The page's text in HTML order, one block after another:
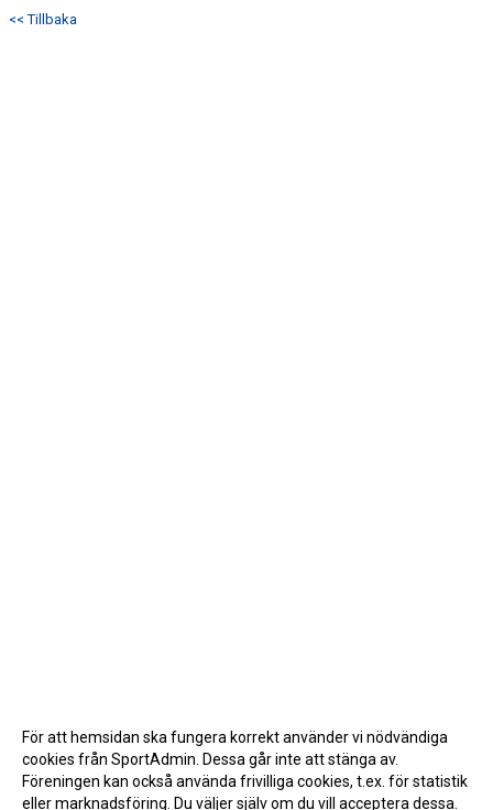
<< Tillbaka
För att hemsidan ska fungera korrekt använder vi nödvändiga
cookies från SportAdmin. Dessa går inte att stänga av.
Föreningen kan också använda frivilliga cookies, t.ex. för statistik
eller marknadsföring. Du väljer själv om du vill acceptera dessa.